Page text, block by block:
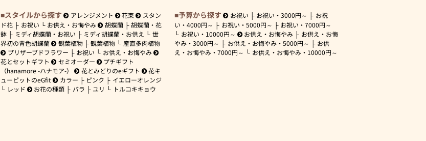
スタイルから探す アレンジメント 花束
スタン
ド花
お祝い お供え・お悔やみ 胡蝶蘭
胡蝶蘭・花
鉢
ミディ胡蝶蘭・お祝い ミディ胡蝶蘭・お供え
世
界初の青色胡蝶蘭
観葉植物 観葉植物
産直多肉植物
プリザーブドフラワー
お祝い
お供え・お悔やみ
花とセットギフト
セミオーダー
プチギフト
（hanamore -ハナモア-）
花とみどりのeギフト
花キ
ューピットのeGfit
カラー ピンク
イエローオレンジ
レッド
お花の種類 バラ ユリ トルコキキョウ
予算から探す お祝い お祝い・3000円～
お祝
い・ 4000円～ お祝い・ 5000円～ お祝い・7000円～
お祝い・ 10000円～ お供え・お悔やみ
お供え・お悔
やみ・ 3000円～ お供え・お悔やみ・ 5000円～
お供
え・お悔やみ・ 7000円～ お供え・お悔やみ・ 10000円～